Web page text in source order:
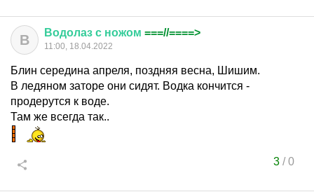
В Водолаз с ножом ===//====>
11:00, 18.04.2022
Блин середина апреля, поздняя весна, Шишим.
В ледяном заторе они сидят. Водка кончится -
продерутся к воде.
Там же всегда так..
3/0